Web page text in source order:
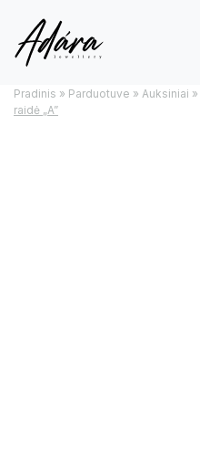
Pradinis » Parduotuve » Auksiniai »
raidė „A”